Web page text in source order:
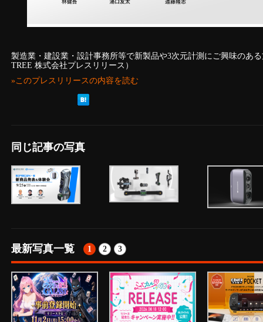
製造業・建設業・設計事務所等で新製品や3次元計測にご興味のあ
TREE 株式会社プレスリリース）
»このプレスリリースの内容を読む
同じ記事の写真
最新写真一覧 1 2 3